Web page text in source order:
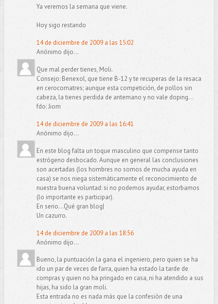
Ya veremos la semana que viene.
Hoy sigo restando
14 de diciembre de 2009 a las 15:02
Anónimo dijo...
Que mal perder tienes, Moli.
Consejo: Benexol, que tiene B-12 y te recuperas de la resaca
en cerocomatres; aunque esta competición, de pollos sin
cabeza, la tienes perdida de antemano y no vale doping...
fdo: Jiom
14 de diciembre de 2009 a las 16:41
Anónimo dijo...
En este blog falta un toque masculino que compense tanto
estrógeno desbocado. Aunque en general las conclusiones
son acertadas (los hombres no somos de mucha ayuda en
casa) se nos niega sistemáticamente el reconocimiento de
nuestra buena voluntad: si no podemos ayudar, estorbamos
(lo importante es participar).
En serio...Qué gran blog|
Un cazurro.
14 de diciembre de 2009 a las 18:56
Anónimo dijo...
Bueno, la puntuación la gana el ingeniero, pero quien se ha
ido un par de veces de farra, quien ha estado la tarde de
compras y quien no ha pringado en casa, ni ha atendido a sus
hijas, ha sido la gran moli.
Esta entrada no es nada más que la confesión de una